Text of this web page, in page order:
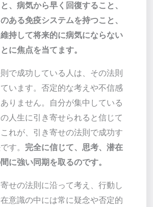
、病気から早く回復すること、
ある免疫システムを持つこと、
持して将来的に病気にならない
に焦点を当てます。
で成功している人は、その法則
います。否定的な考えや不信感
りません。自分が集中している
人生に引き寄せられると信じて
れが、引き寄せの法則で成功す
す。完全に信じて、思考、潜在
に強い同期を取るのです。
せの法則に沿って考え、行動し
意識の中には常に疑念や否定的